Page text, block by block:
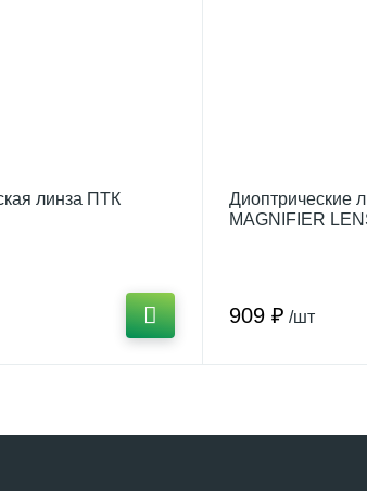
линза ПТК
Диоптрические
MAGNIFIER
909 ₽ /шт